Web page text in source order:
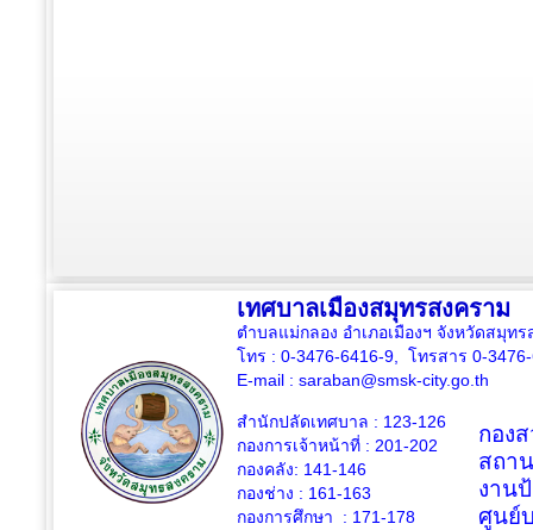
เทศบาลเมืองสมุทรสงคราม
ตำบลแม่กลอง อำเภอเมืองฯ จังหวัดสมุท
โทร : 0-3476-6416-9, โทรสาร 0-
E-mail : saraban@smsk-city.go.th
สำนักปลัดเทศบาล : 123-126
กองการเจ้าหน้าที่ : 201-202
กองคลัง: 141-146
กองช่าง : 161-163
กองการศึกษา : 171-178
กอง
สถา
งาน
ศูนย์